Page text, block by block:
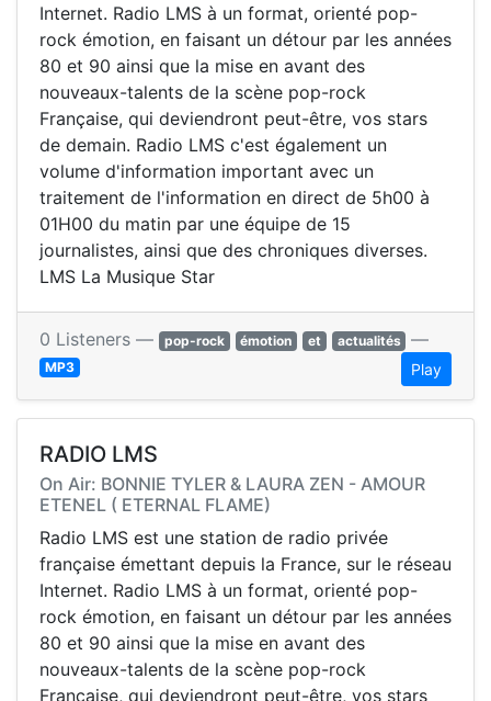
Internet. Radio LMS à un format, orienté pop-
rock émotion, en faisant un détour par les années
80 et 90 ainsi que la mise en avant des
nouveaux-talents de la scène pop-rock
Française, qui deviendront peut-être, vos stars
de demain. Radio LMS c'est également un
volume d'information important avec un
traitement de l'information en direct de 5h00 à
01H00 du matin par une équipe de 15
journalistes, ainsi que des chroniques diverses.
LMS La Musique Star
0 Listeners — pop-rock émotion et actualités —
MP3 Play
RADIO LMS
On Air: BONNIE TYLER & LAURA ZEN - AMOUR
ETENEL ( ETERNAL FLAME)
Radio LMS est une station de radio privée
française émettant depuis la France, sur le réseau
Internet. Radio LMS à un format, orienté pop-
rock émotion, en faisant un détour par les années
80 et 90 ainsi que la mise en avant des
nouveaux-talents de la scène pop-rock
Française, qui deviendront peut-être, vos stars